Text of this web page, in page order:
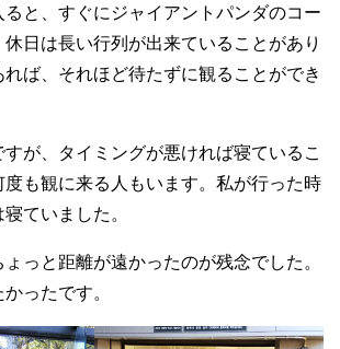
と、すぐにジャイアントパンダのコー
日は長い行列が出来ていることがあり
れば、それほど待たずに観ることができ
が、タイミングが悪ければ寝ているこ
度も観に来る人もいます。私が行った時
ていました。
っと距離が遠かったのが残念でした。
ったです。